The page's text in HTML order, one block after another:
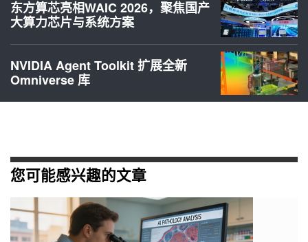
东方算芯亮相WAIC 2026，聚焦国产
大算力芯片与系统方案
NVIDIA Agent Toolkit 扩展全新
Omniverse 库
您可能感兴趣的文章